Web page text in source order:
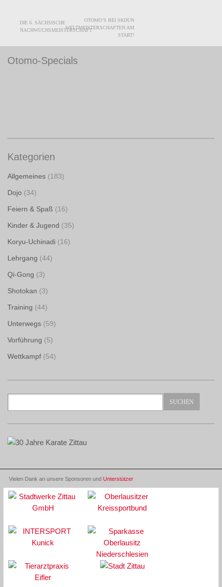
POST NAVIGATION
OTOMO’S BEI SKDUN
WELTMEISTERSCHAFTEN AM
START!
DIE 6. SÄCHSISCHE
NACHWUCHSMEISTERSCHAFT
Otomo-Specials
Kategorien
Allgemeines (183)
Dojo (34)
Feiern & Spaß (16)
Kinder & Jugend (35)
Koryu-Uchinadi (16)
Lehrgang (44)
Qi-Gong (3)
Shotokan (3)
Training (44)
Unterwegs (59)
Vorführung (5)
Wettkampf (54)
Vielen Dank an unsere Sponsoren und Unterstützer